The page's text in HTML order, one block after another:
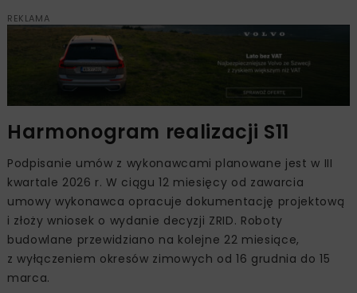
REKLAMA
Harmonogram realizacji S11
Podpisanie umów z wykonawcami planowane jest w III
kwartale 2026 r. W ciągu 12 miesięcy od zawarcia
umowy wykonawca opracuje dokumentację projektową
i złoży wniosek o wydanie decyzji ZRID. Roboty
budowlane przewidziano na kolejne 22 miesiące,
z wyłączeniem okresów zimowych od 16 grudnia do 15
marca.